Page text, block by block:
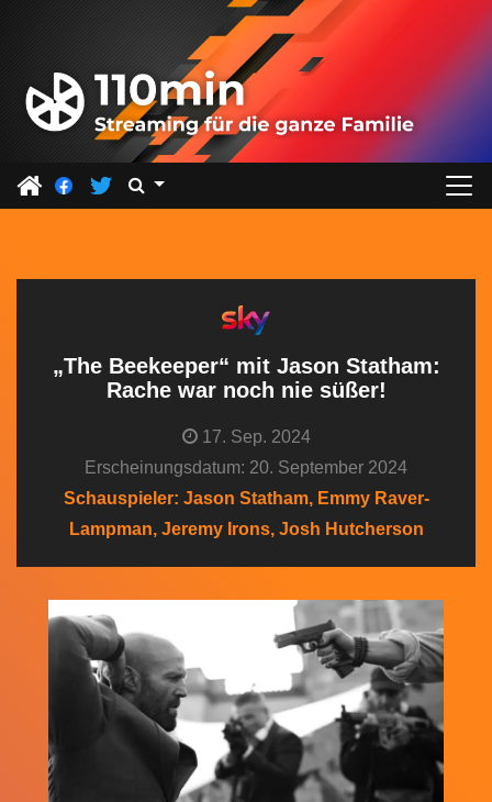
„The Beekeeper“ mit Jason Statham:
Rache war noch nie süßer!
17. Sep. 2024
Erscheinungsdatum: 20. September 2024
Schauspieler: Jason Statham, Emmy Raver-
Lampman, Jeremy Irons, Josh Hutcherson